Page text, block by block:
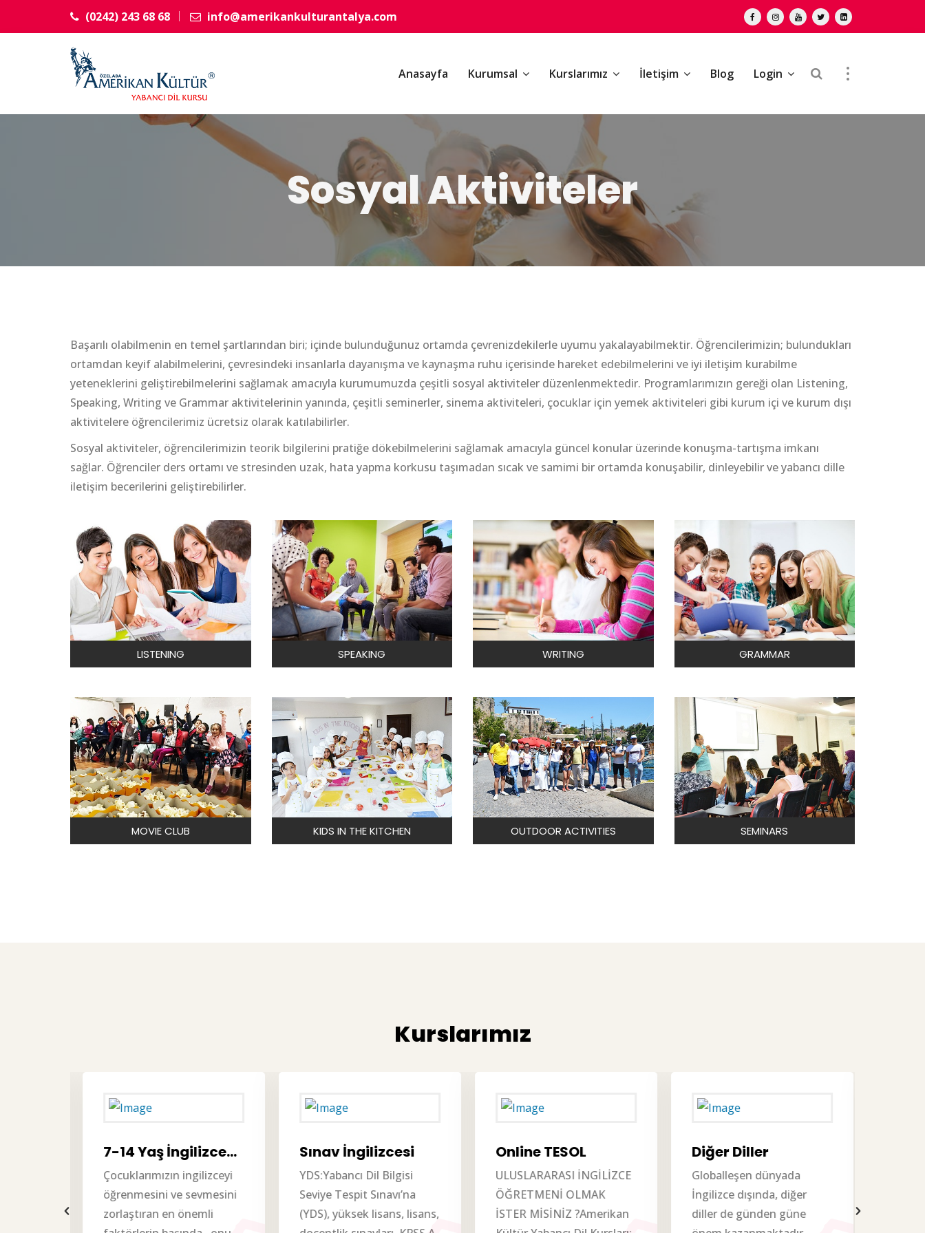
(0242) 243 68 68 info@amerikankulturantalya.com
Anasayfa Kurumsal Kurslarımız İletişim Blog Login
Sosyal Aktiviteler
Başarılı olabilmenin en temel şartlarından biri; içinde bulunduğunuz ortamda çevrenizdekilerle uyumu yakalayabilmektir. Öğrencilerimizin; bulundukları
ortamdan keyif alabilmelerini, çevresindeki insanlarla dayanışma ve kaynaşma ruhu içerisinde hareket edebilmelerini ve iyi iletişim kurabilme
yeteneklerini geliştirebilmelerini sağlamak amacıyla kurumumuzda çeşitli sosyal aktiviteler düzenlenmektedir. Programlarımızın gereği olan Listening,
Speaking, Writing ve Grammar aktivitelerinin yanında, çeşitli seminerler, sinema aktiviteleri, çocuklar için yemek aktiviteleri gibi kurum içi ve kurum dışı
aktivitelere öğrencilerimiz ücretsiz olarak katılabilirler.
Sosyal aktiviteler, öğrencilerimizin teorik bilgilerini pratiğe dökebilmelerini sağlamak amacıyla güncel konular üzerinde konuşma-tartışma imkanı
sağlar. Öğrenciler ders ortamı ve stresinden uzak, hata yapma korkusu taşımadan sıcak ve samimi bir ortamda konuşabilir, dinleyebilir ve yabancı dille
iletişim becerilerini geliştirebilirler.
LISTENING SPEAKING WRITING GRAMMAR
MOVIE CLUB KIDS IN THE KITCHEN OUTDOOR ACTIVITIES SEMINARS
Kurslarımız
7-14 Yaş İngilizce…
Çocuklarımızın ingilizceyi
öğrenmesini ve sevmesini
zorlaştıran en önemli
Sınav İngilizcesi
YDS:Yabancı Dil Bilgisi
Seviye Tespit Sınavı’na
(YDS), yüksek lisans, lisans,
Online TESOL
ULUSLARARASI İNGİLİZCE
ÖĞRETMENİ OLMAK
İSTER MİSİNİZ ?Amerikan
Diğer Diller
Globalleşen dünyada
İngilizce dışında, diğer
diller de günden güne